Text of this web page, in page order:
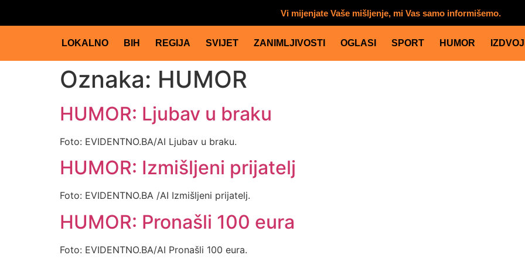
Vi mijenjate Vaše mišljenje, mi Vas samo informišemo.
LOKALNO BIH REGIJA SVIJET ZANIMLJIVOSTI OGLASI SPORT HUMOR
Oznaka: HUMOR
HUMOR: Ljubav u braku
Foto: EVIDENTNO.BA/AI Ljubav u braku.
HUMOR: Izmišljeni prijatelj
Foto: EVIDENTNO.BA /AI Izmišljeni prijatelj.
HUMOR: Pronašli 100 eura
Foto: EVIDENTNO.BA/AI Pronašli 100 eura.